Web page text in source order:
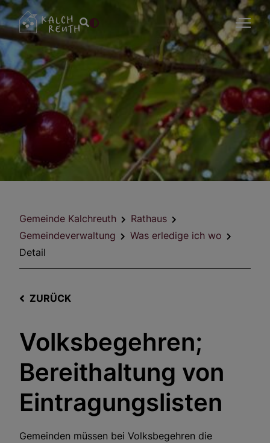
Gemeinde Kalchreuth
Rathaus
Gemeindeverwaltung
Was erledige ich wo
Detail
ZURÜCK
Volksbegehren;
Bereithaltung von
Eintragungslisten
Gemeinden müssen bei Volksbegehren die